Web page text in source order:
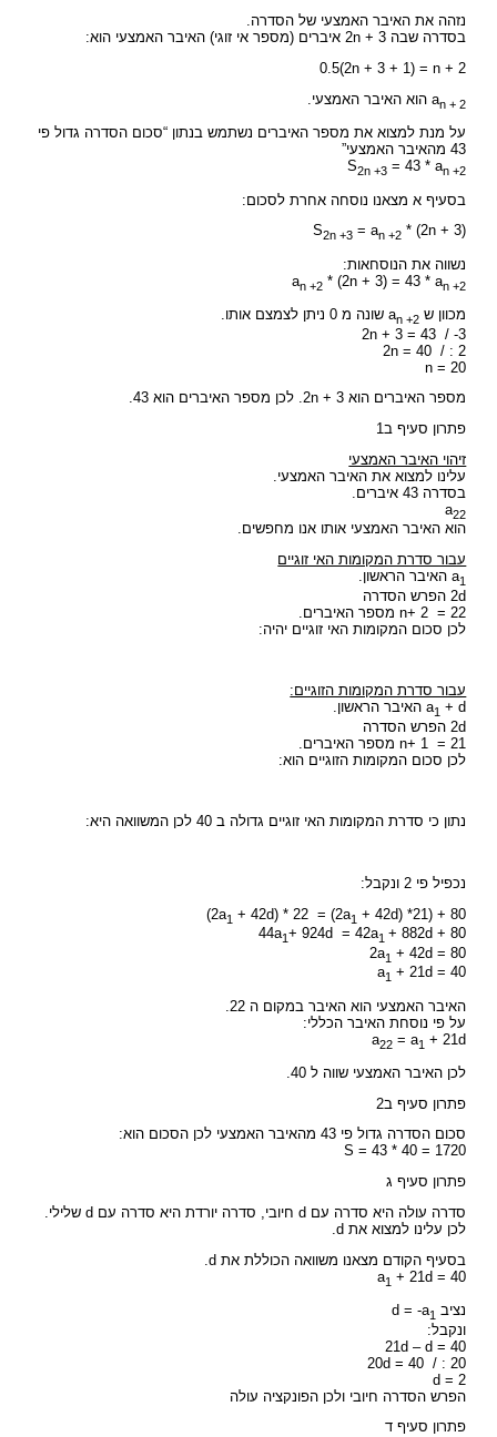
נזהה את האיבר האמצעי של הסדרה.
בסדרה שבה 2n + 3 איברים (מספר אי זוגי) האיבר האמצעי הוא:
0.5(2n + 3 + 1) = n + 2
an + 2 הוא האיבר האמצעי.
על מנת למצוא את מספר האיברים נשתמש בנתון “סכום הסדרה גדול פי
43 מהאיבר האמצעי”
S2n +3 = 43 * an +2
בסעיף א מצאנו נוסחה אחרת לסכום:
(S
2n +3 = an +2 * (2n + 3
נשווה את הנוסחאות:
an +2 * (2n + 3) = 43 * an +2
מכוון ש a n +2 שונה מ 0 ניתן לצמצם אותו.
2n + 3 = 43 / -3
2n = 40 / : 2
n = 20
מספר האיברים הוא 2n + 3. לכן מספר האיברים הוא 43.
פתרון סעיף ב1
זיהוי האיבר האמצעי
עלינו למצוא את האיבר האמצעי.
בסדרה 43 איברים.
a22
הוא האיבר האמצעי אותו אנו מחפשים.
עבור סדרת המקומות האי זוגיים
a1 האיבר הראשון.
2d הפרש הסדרה
n+ 2 = 22 מספר האיברים.
לכן סכום המקומות האי זוגיים יהיה:
עבור סדרת המקומות הזוגיים:
a1 + d האיבר הראשון.
2d הפרש הסדרה
n+ 1 = 21 מספר האיברים.
לכן סכום המקומות הזוגיים הוא:
נתון כי סדרת המקומות האי זוגיים גדולה ב 40 לכן המשוואה היא:
נכפיל פי 2 ונקבל:
2a1 + 42d) * 22 = (2a1 + 42d) *21) + 80)
44a1+ 924d = 42a1+ 882d + 80
2a1 + 42d = 80
a1 + 21d = 40
האיבר האמצעי הוא האיבר במקום ה 22.
על פי נוסחת האיבר הכללי:
a22 = a1 + 21d
לכן האיבר האמצעי שווה ל 40.
פתרון סעיף ב2
סכום הסדרה גדול פי 43 מהאיבר האמצעי לכן הסכום הוא:
S = 43 * 40 = 1720
פתרון סעיף ג
סדרה עולה היא סדרה עם d חיובי, סדרה יורדת היא סדרה עם d שלילי.
לכן עלינו למצוא את d.
בסעיף הקודם מצאנו משוואה הכוללת את d.
a1 + 21d = 40
נציב d = -a 1
ונקבל:
21d – d = 40
20d = 40 / : 20
d = 2
הפרש הסדרה חיובי ולכן הפונקציה עולה
פתרון סעיף ד